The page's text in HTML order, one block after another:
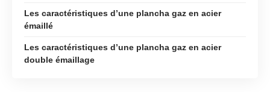
Les caractéristiques d’une plancha gaz en acier
émaillé
Les caractéristiques d’une plancha gaz en acier
double émaillage